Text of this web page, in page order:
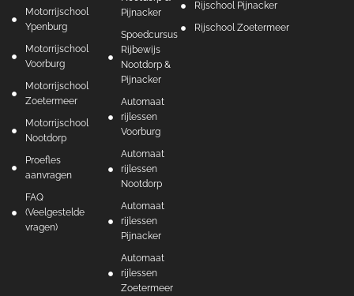
Motorrijschool
Ypenburg
Motorrijschool
Voorburg
Motorrijschool
Zoetermeer
Motorrijschool
Nootdorp
Proefles
aanvragen
FAQ
(Veelgestelde
vragen)
Pijnacker
Spoedcursus
Rijbewijs
Nootdorp &
Pijnacker
Automaat
rijlessen
Voorburg
Automaat
rijlessen
Nootdorp
Automaat
rijlessen
Pijnacker
Automaat
rijlessen
Zoetermeer
Rijschool Pijnacker
Rijschool Zoetermeer